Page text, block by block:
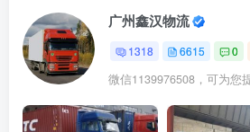
广州鑫汉物流
1318 6615 0